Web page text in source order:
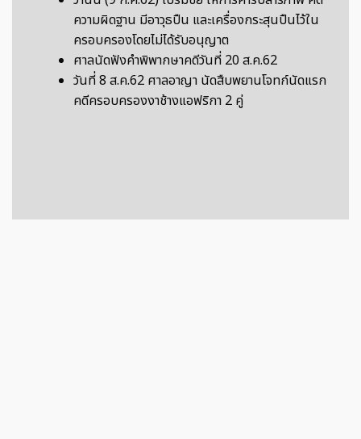
ความผิดฐาน มีอาวุธปืน และเครื่องกระสุนปืนไว้ใน
ครอบครองโดยไม่ได้รับอนุญาต
ศาลนัดฟังคำพิพากษาคดีวันที่ 20 ส.ค.62
วันที่ 8 ส.ค.62 ศาลอาญา นัดสืบพยานโจทก์นัดแรก
คดีครอบครองงาช้างแอฟริกา 2 คู่